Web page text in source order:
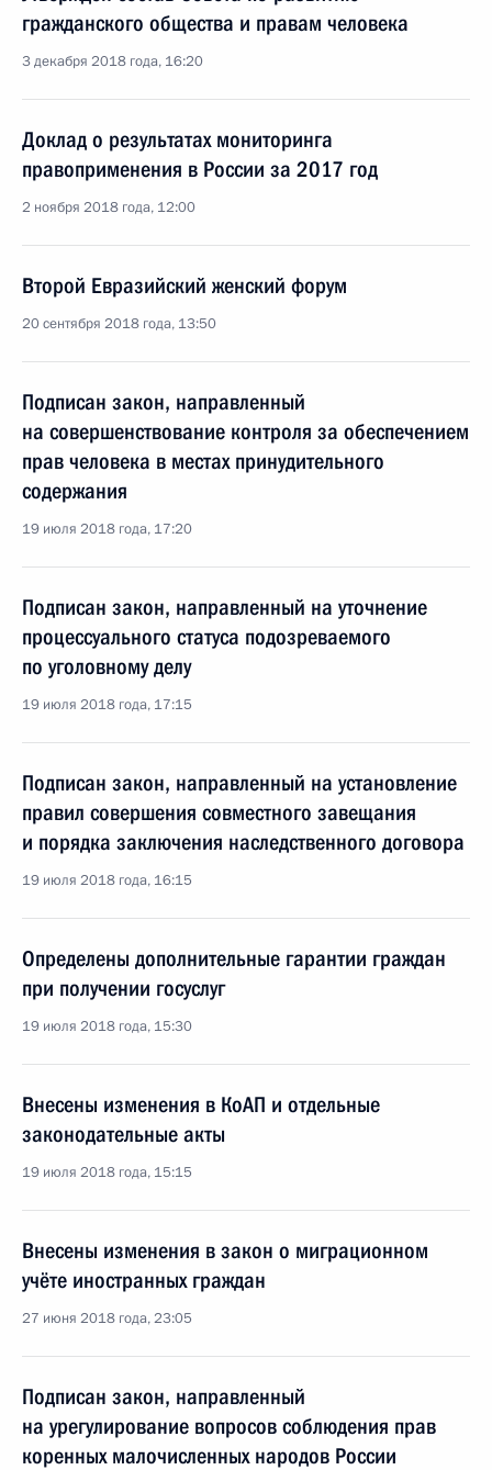
гражданского общества и правам человека
3 декабря 2018 года, 16:20
Доклад о результатах мониторинга
правоприменения в России за 2017 год
2 ноября 2018 года, 12:00
Второй Евразийский женский форум
20 сентября 2018 года, 13:50
Подписан закон, направленный
на совершенствование контроля за обеспечением
прав человека в местах принудительного
содержания
19 июля 2018 года, 17:20
Подписан закон, направленный на уточнение
процессуального статуса подозреваемого
по уголовному делу
19 июля 2018 года, 17:15
Подписан закон, направленный на установление
правил совершения совместного завещания
и порядка заключения наследственного договора
19 июля 2018 года, 16:15
Определены дополнительные гарантии граждан
при получении госуслуг
19 июля 2018 года, 15:30
Внесены изменения в КоАП и отдельные
законодательные акты
19 июля 2018 года, 15:15
Внесены изменения в закон о миграционном
учёте иностранных граждан
27 июня 2018 года, 23:05
Подписан закон, направленный
на урегулирование вопросов соблюдения прав
коренных малочисленных народов России